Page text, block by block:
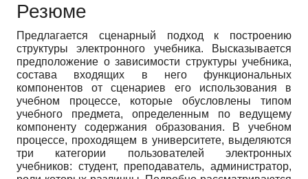
Резюме
Предлагается сценарный подход к построению
структуры электронного учебника. Высказывается
предположение о зависимости структуры учебника,
состава входящих в него функциональных
компонентов от сценариев его использования в
учебном процессе, которые обусловлены типом
учебного предмета, определенным по ведущему
компоненту содержания образования. В учебном
процессе, проходящем в университете, выделяются
три категории пользователей электронных
учебников: студент, преподаватель, администратор,